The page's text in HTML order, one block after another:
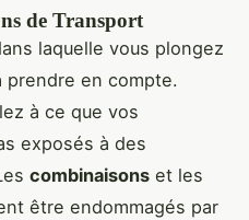
de Transport
laquelle vous plongez
prendre en compte.
à ce que vos
exposés à des
combinaisons et les
être endommagés par